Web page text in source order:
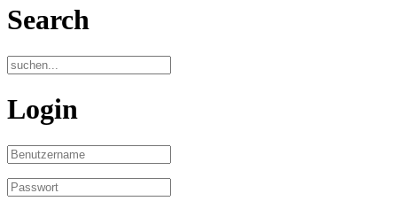
Search
Login